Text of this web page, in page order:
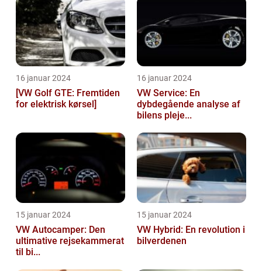
16 januar 2024
[VW Golf GTE: Fremtiden
for elektrisk kørsel]
16 januar 2024
VW Service: En
dybdegående analyse af
bilens pleje...
15 januar 2024
VW Autocamper: Den
ultimative rejsekammerat
til bi...
15 januar 2024
VW Hybrid: En revolution i
bilverdenen